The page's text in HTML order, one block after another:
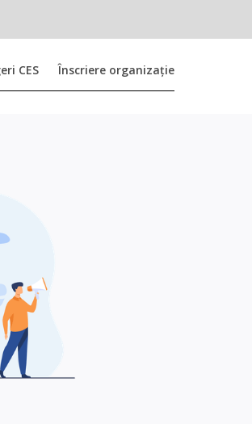
CES Înscriere organizație